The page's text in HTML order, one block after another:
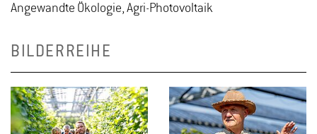
Angewandte Ökologie, Agri-Photovoltaik
BILDERREIHE